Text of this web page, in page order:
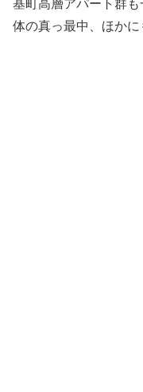
体の真っ最中、ほかに